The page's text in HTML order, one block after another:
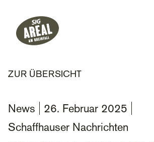
Header
SIG Gemeinnützige Stiftung
Hauptnavigation
ZUR ÜBERSICHT
News
26. Februar 2025
Schaffhauser Nachrichten